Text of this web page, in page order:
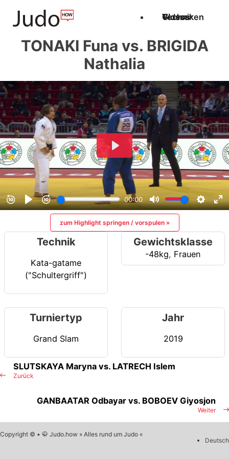
Techniken
Videos
Glossar
TONAKI Funa vs. BRIGIDA
Nathalia
zum Highlight springen / vorspulen »
Technik
Kata-gatame
("Schultergriff")
Gewichtsklasse
-48kg, Frauen
Turniertyp
Grand Slam
Jahr
2019
Zurück
SLUTSKAYA Maryna vs. LATRECH Islem
Weiter
GANBAATAR Odbayar vs. BOBOEV Giyosjon
Copyright © • 🥋 Judo.how » Alles rund um Judo «
Deutsch